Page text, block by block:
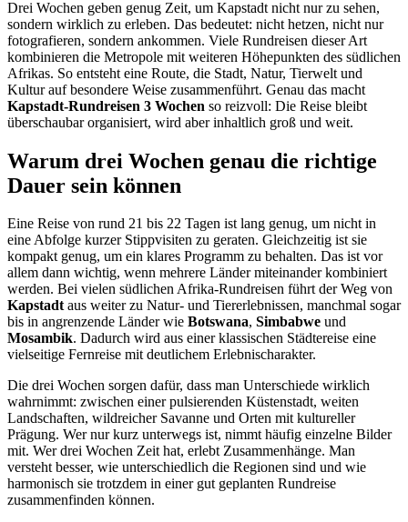
Drei Wochen geben genug Zeit, um Kapstadt nicht nur zu sehen,
sondern wirklich zu erleben. Das bedeutet: nicht hetzen, nicht nur
fotografieren, sondern ankommen. Viele Rundreisen dieser Art
kombinieren die Metropole mit weiteren Höhepunkten des südlichen
Afrikas. So entsteht eine Route, die Stadt, Natur, Tierwelt und
Kultur auf besondere Weise zusammenführt. Genau das macht
Kapstadt-Rundreisen 3 Wochen so reizvoll: Die Reise bleibt
überschaubar organisiert, wird aber inhaltlich groß und weit.
Warum drei Wochen genau die richtige
Dauer sein können
Eine Reise von rund 21 bis 22 Tagen ist lang genug, um nicht in
eine Abfolge kurzer Stippvisiten zu geraten. Gleichzeitig ist sie
kompakt genug, um ein klares Programm zu behalten. Das ist vor
allem dann wichtig, wenn mehrere Länder miteinander kombiniert
werden. Bei vielen südlichen Afrika-Rundreisen führt der Weg von
Kapstadtaus weiter zu Natur- und Tiererlebnissen, manchmal sogar
bis in angrenzende Länder wie Botswana, Simbabwe und
Mosambik. Dadurch wird aus einer klassischen Städtereise eine
vielseitige Fernreise mit deutlichem Erlebnischarakter.
Die drei Wochen sorgen dafür, dass man Unterschiede wirklich
wahrnimmt: zwischen einer pulsierenden Küstenstadt, weiten
Landschaften, wildreicher Savanne und Orten mit kultureller
Prägung. Wer nur kurz unterwegs ist, nimmt häufig einzelne Bilder
mit. Wer drei Wochen Zeit hat, erlebt Zusammenhänge. Man
versteht besser, wie unterschiedlich die Regionen sind und wie
harmonisch sie trotzdem in einer gut geplanten Rundreise
zusammenfinden können.